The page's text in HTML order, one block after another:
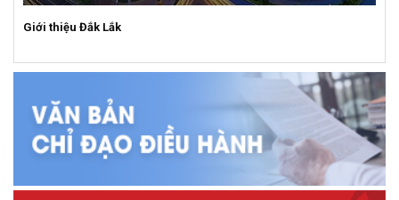
Giới thiệu Đắk Lắk